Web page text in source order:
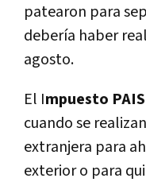
patearon para
debería haber
agosto.
El Impuesto PAIS
cuando se
extranjera para
exterior o para